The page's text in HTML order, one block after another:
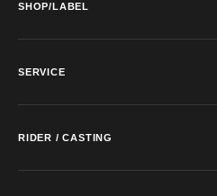
SHOP/LABEL
SERVICE
RIDER / CASTING